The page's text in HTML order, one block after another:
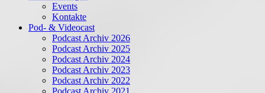
Events
Kontakte
Pod- & Videocast
Podcast Archiv 2026
Podcast Archiv 2025
Podcast Archiv 2024
Podcast Archiv 2023
Podcast Archiv 2022
Podcast Archiv 2021